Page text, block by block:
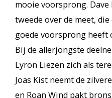
mooie voorsprong.
tweede over de meet,
goede voorsprong heeft
Bij de allerjongste
Lyron Liezen zich als
Joas Kist neemt de
en Roan Wind pakt